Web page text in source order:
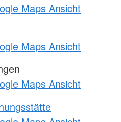
Maps Ansicht
Maps Ansicht
Maps Ansicht